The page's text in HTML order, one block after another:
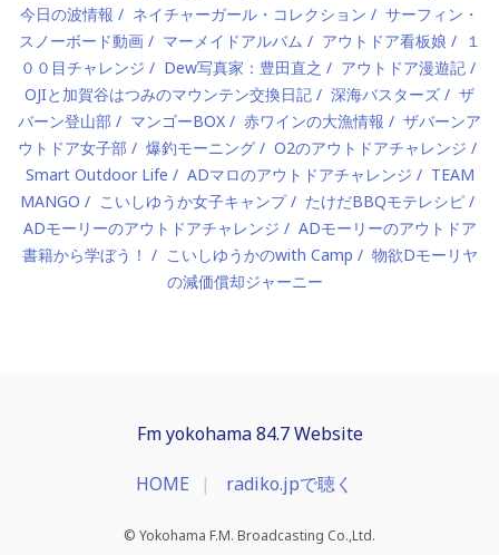
今日の波情報
ネイチャーガール・コレクション
サーフィン・
スノーボード動画
マーメイドアルバム アウトドア看板娘
１
００目チャレンジ
Dew写真家：豊田直之
アウトドア漫遊記
OJIと加賀谷はつみのマウンテン交換日記
深海バスターズ
ザ
バーン登山部
マンゴーBOX 赤ワインの大漁情報
ザバーンア
ウトドア女子部
爆釣モーニング
O2のアウトドアチャレンジ
Smart Outdoor Life
ADマロのアウトドアチャレンジ
TEAM
MANGO
こいしゆうか女子キャンプ
たけだBBQモテレシピ
ADモーリーのアウトドアチャレンジ
ADモーリーのアウトドア
書籍から学ぼう！
こいしゆうかのwith Camp
物欲Dモーリヤ
の減価償却ジャーニー
Fm yokohama 84.7 Website
HOME radiko.jpで聴く
© Yokohama F.M. Broadcasting Co.,Ltd.